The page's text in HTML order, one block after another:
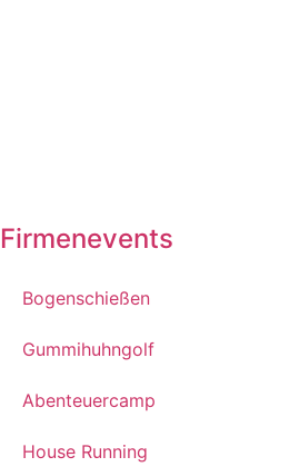
Firmenevents
Bogenschießen
Gummihuhngolf
Abenteuercamp
House Running